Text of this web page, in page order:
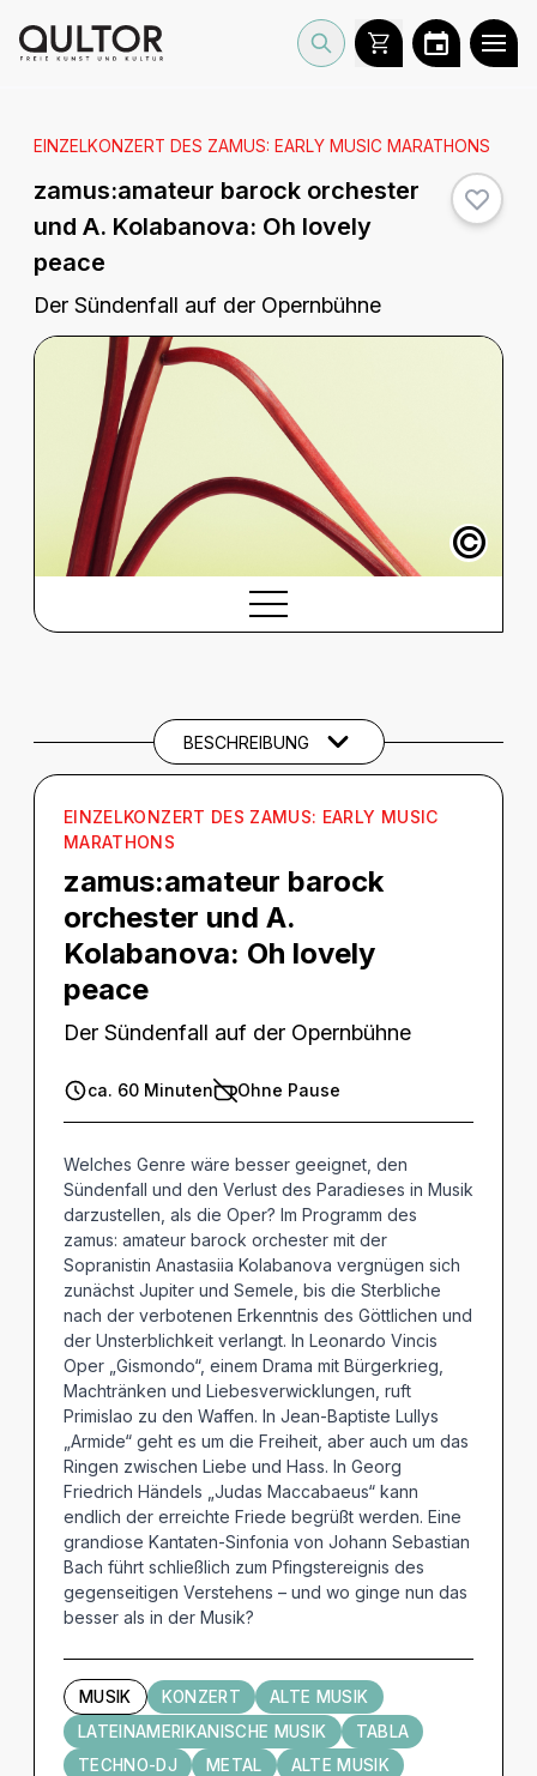
EINZELKONZERT DES ZAMUS: EARLY MUSIC MARATHONS
zamus:amateur barock orchester
und A. Kolabanova: Oh lovely
peace
Der Sündenfall auf der Opernbühne
©
BESCHREIBUNG
EINZELKONZERT DES ZAMUS: EARLY MUSIC
MARATHONS
zamus:amateur barock
orchester und A.
Kolabanova: Oh lovely
peace
Der Sündenfall auf der Opernbühne
ca. 60 Minuten Ohne Pause
Welches Genre wäre besser geeignet, den
Sündenfall und den Verlust des Paradieses in Musik
darzustellen, als die Oper? Im Programm des
zamus: amateur barock orchester mit der
Sopranistin Anastasiia Kolabanova vergnügen sich
zunächst Jupiter und Semele, bis die Sterbliche
nach der verbotenen Erkenntnis des Göttlichen und
der Unsterblichkeit verlangt. In Leonardo Vincis
Oper „Gismondo“, einem Drama mit Bürgerkrieg,
Machtränken und Liebesverwicklungen, ruft
Primislao zu den Waffen. In Jean-Baptiste Lullys
„Armide“ geht es um die Freiheit, aber auch um das
Ringen zwischen Liebe und Hass. In Georg
Friedrich Händels „Judas Maccabaeus“ kann
endlich der erreichte Friede begrüßt werden. Eine
grandiose Kantaten-Sinfonia von Johann Sebastian
Bach führt schließlich zum Pfingstereignis des
gegenseitigen Verstehens – und wo ginge nun das
besser als in der Musik?
MUSIK KONZERT
ALTE MUSIK
LATEINAMERIKANISCHE MUSIK
TABLA
TECHNO-DJ
METAL
ALTE MUSIK